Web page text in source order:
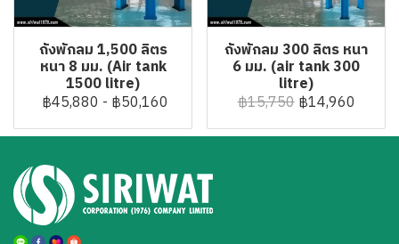
ถังพักลม 1,500 ลิตร
หนา 8 มม. (Air tank
1500 litre)
฿45,880 - ฿50,160
ถังพักลม 300 ลิตร หนา
6 มม. (air tank 300
litre)
฿15,750 ฿14,960